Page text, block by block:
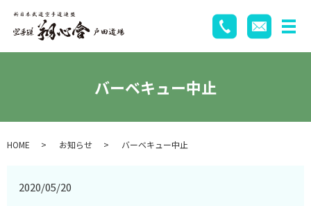
バーベキュー中止
HOME お知らせ バーベキュー中止
2020/05/20